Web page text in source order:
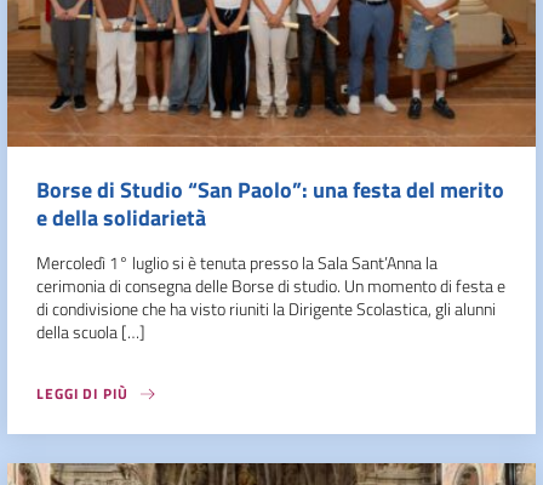
Borse di Studio “San Paolo”: una festa del merito
e della solidarietà
Mercoledì 1° luglio si è tenuta presso la Sala Sant’Anna la
cerimonia di consegna delle Borse di studio. Un momento di festa e
di condivisione che ha visto riuniti la Dirigente Scolastica, gli alunni
della scuola […]
LEGGI DI PIÙ